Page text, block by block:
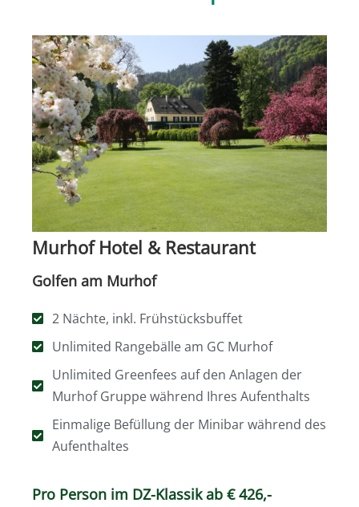
Murhof Hotel & Restaurant
Golfen am Murhof
2 Nächte, inkl. Frühstücksbuffet
Unlimited Rangebälle am GC Murhof
Unlimited Greenfees auf den Anlagen der
Murhof Gruppe während Ihres Aufenthalts
Einmalige Befüllung der Minibar während des
Aufenthaltes
Pro Person im DZ-Klassik ab € 426,-